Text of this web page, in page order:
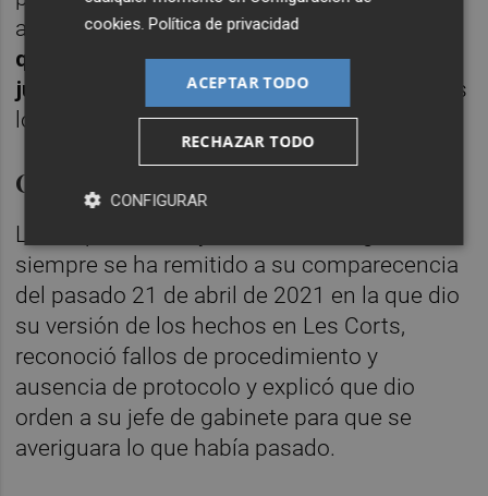
asumirla. "He explicado esto tantas veces
que no tengo problema en declarar ante el
juez. Estoy a lo que haga falta"
, afirmó antes
los medios.
Oltra dispuesta a testificar
La vicepresidenta y consellera de Igualdad
siempre se ha remitido a su comparecencia
del pasado 21 de abril de 2021 en la que dio
su versión de los hechos en Les Corts,
reconoció fallos de procedimiento y
ausencia de protocolo y explicó que dio
orden a su jefe de gabinete para que se
averiguara lo que había pasado.
cookies.Política de privacidad
ACEPTAR TODO
RECHAZAR TODO
CONFIGURAR